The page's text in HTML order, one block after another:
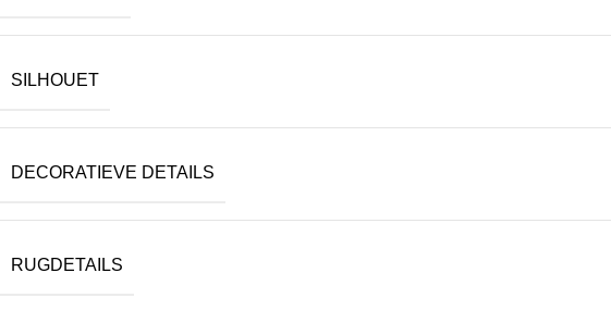
SILHOUET
DECORATIEVE DETAILS
RUGDETAILS